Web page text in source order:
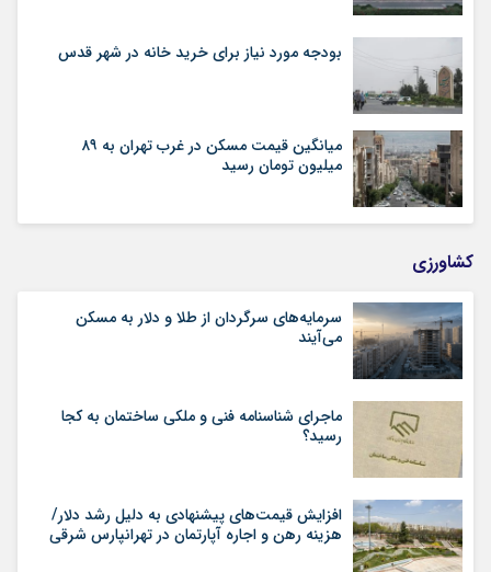
بودجه مورد نیاز برای خرید خانه در شهر قدس
میانگین قیمت مسکن در غرب تهران به ۸۹
میلیون تومان رسید
کشاورزی
سرمایه‌های سرگردان از طلا و دلار به مسکن
می‌آیند
ماجرای شناسنامه‌ فنی و ملکی ساختمان به کجا
رسید؟
افزایش قیمت‌های پیشنهادی به دلیل رشد دلار/
هزینه رهن و اجاره آپارتمان در تهرانپارس شرقی